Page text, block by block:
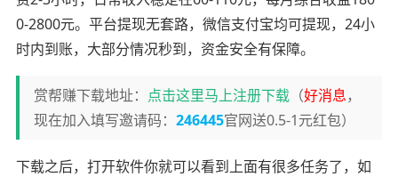
0-2800元。平台提现无套路，微信支付宝均可提现，24小
时内到账，大部分情况秒到，资金安全有保障。
赏帮赚下载地址： 点击这里马上注册下载（好消息，
现在加入填写邀请码： 246445官网送0.5-1元红包）
下载之后，打开软件你就可以看到上面有很多任务了，如